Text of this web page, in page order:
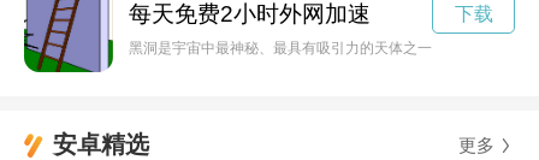
每天免费2小时外网加速
黑洞是宇宙中最神秘、最具有吸引力的天体之一，而黑洞加速
下载
安卓精选 更多